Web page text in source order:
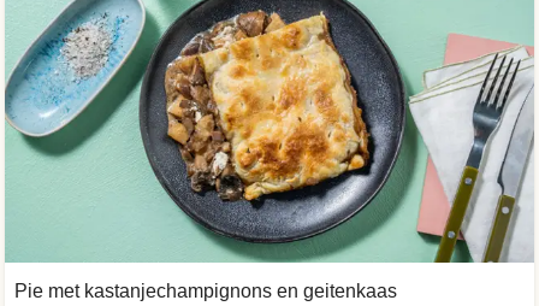
Pie met kastanjechampignons en geitenkaas